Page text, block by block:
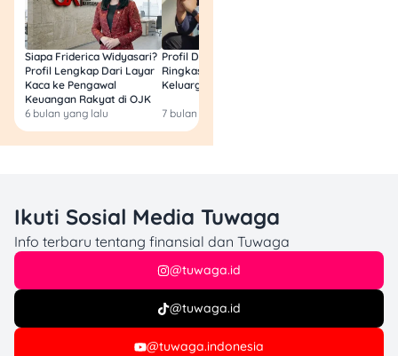
Siapa Friderica Widyasari?
Profil Lengkap Dari Layar
Kaca ke Pengawal
Keuangan Rakyat di OJK
6 bulan yang lalu
Profil Darma Mangkuluhur:
Ringkas Latar Belakang
Keluarga dan Bisnisnya
7 bulan yang lalu
Ikuti Sosial Media Tuwaga
Info terbaru tentang finansial dan Tuwaga
@tuwaga.id
@tuwaga.id
@tuwaga.indonesia